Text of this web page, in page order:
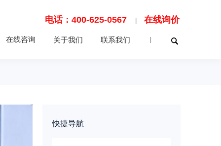
电话：400-625-0567 在线询价
在线咨询 关于我们 联系我们
快捷导航